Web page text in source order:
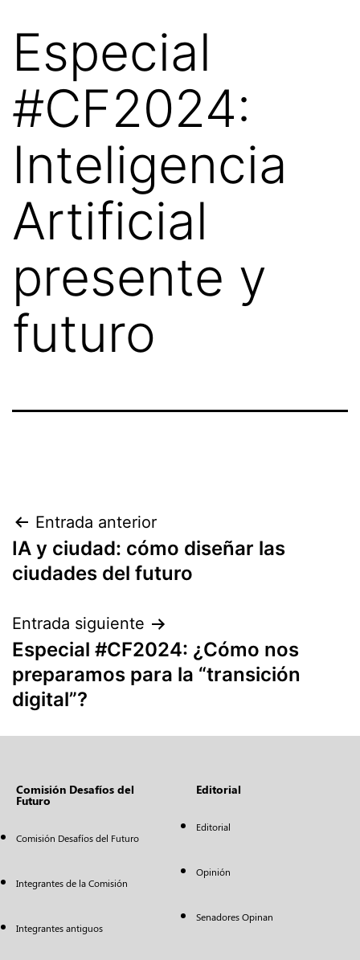
Especial
#CF2024:
Inteligencia
Artificial
presente y
futuro
Entrada anterior
IA y ciudad: cómo diseñar las
ciudades del futuro
Entrada siguiente
Especial #CF2024: ¿Cómo nos
preparamos para la “transición
digital”?
Comisión Desafíos del
Futuro
Comisión Desafíos del Futuro
Integrantes de la Comisión
Integrantes antiguos
Editorial
Editorial
Opinión
Senadores Opinan